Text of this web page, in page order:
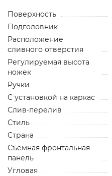
Поверхность
Подголовник
Расположение
сливного отверстия
Регулируемая высота
ножек
Ручки
С установкой на каркас
Слив-перелив
Стиль
Страна
Съемная фронтальная
панель
Угловая